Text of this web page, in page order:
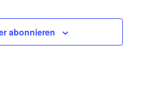
abonnieren